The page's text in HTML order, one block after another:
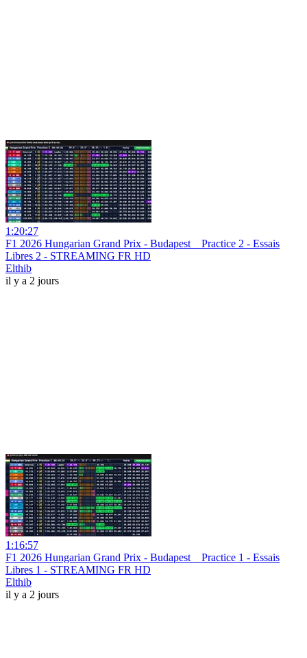
1:20:27
F1 2026 Hungarian Grand Prix - Budapest _ Practice 2 - Essais
Libres 2 - STREAMING FR HD
Elthib
il y a 2 jours
1:16:57
F1 2026 Hungarian Grand Prix - Budapest _ Practice 1 - Essais
Libres 1 - STREAMING FR HD
Elthib
il y a 2 jours